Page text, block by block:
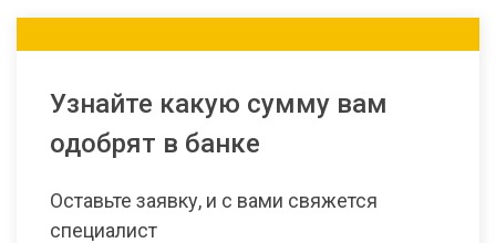
Узнайте какую сумму вам
одобрят в банке
Оставьте заявку, и с вами свяжется
специалист